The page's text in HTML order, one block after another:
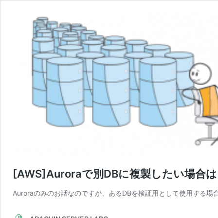
[AWS]Auroraで別DBに複製したい場合
Auroraのみのお話なのですが、あるDBを検証用として使用する